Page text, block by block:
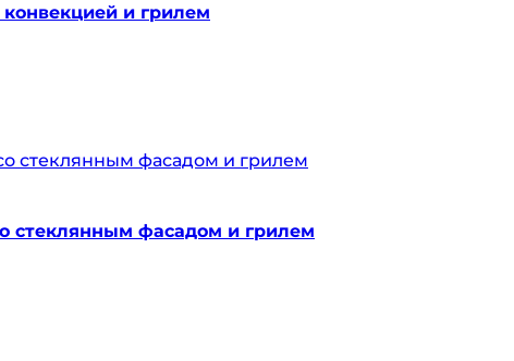
и грилем
стеклянным фасадом и грилем